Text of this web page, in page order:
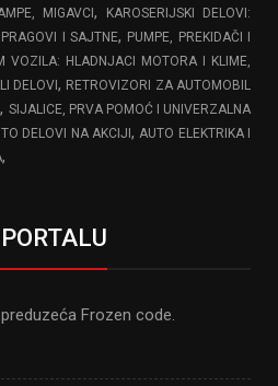
MIGAVCI ,
KAROSERIJSKI DELOVI:
I SAJTNE, PUMPE, PREKIDAČI I
VOZILA: HLADNJACI MOTORA I KLIME,
DELOVI, RETROVIZORI ZA AUTOMOBIL
, SIJALICE, PRVA POMOĆ I UNIVERZALNA
DELOVI NA AKCIJI,AUTO ELEKTRIKA I
,
Frozen code.